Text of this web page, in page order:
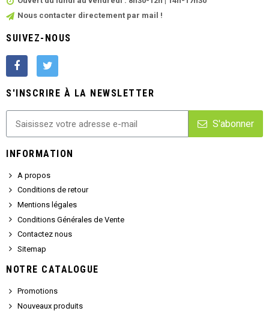
Nous contacter directement par mail !
SUIVEZ-NOUS
S'INSCRIRE À LA NEWSLETTER
S'abonner
INFORMATION
A propos
Conditions de retour
Mentions légales
Conditions Générales de Vente
Contactez nous
Sitemap
NOTRE CATALOGUE
Promotions
Nouveaux produits